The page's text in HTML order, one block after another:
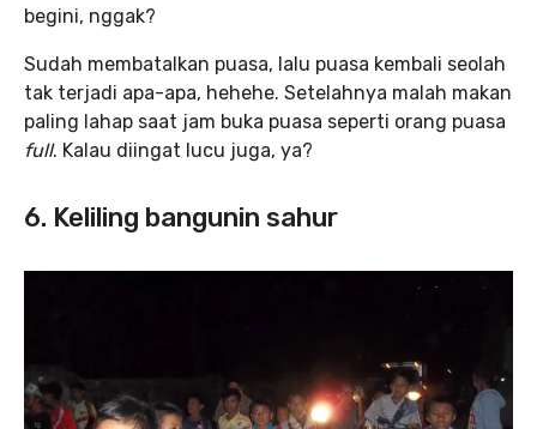
begini, nggak?
Sudah membatalkan puasa, lalu puasa kembali seolah
tak terjadi apa-apa, hehehe. Setelahnya malah makan
paling lahap saat jam buka puasa seperti orang puasa
full. Kalau diingat lucu juga, ya?
6. Keliling bangunin sahur